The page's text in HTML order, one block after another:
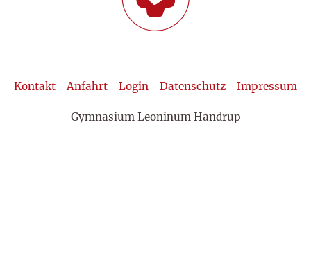
Kontakt Anfahrt Login Datenschutz Impressum
Gymnasium Leoninum Handrup